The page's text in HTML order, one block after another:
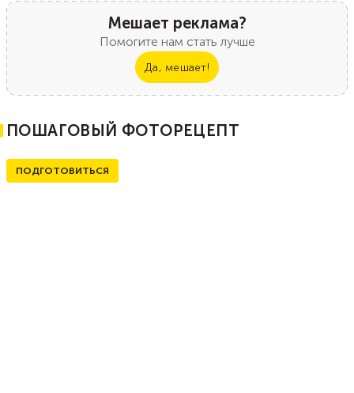
Мешает реклама?
Помогите нам стать лучше
Да, мешает!
ПОШАГОВЫЙ ФОТОРЕЦЕПТ
ПОДГОТОВИТЬСЯ